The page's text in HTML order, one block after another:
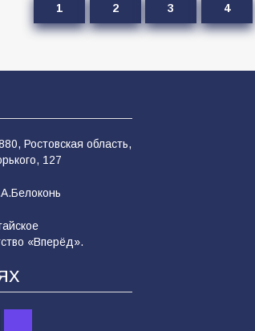
1 2 3 4
Ростовская область,
127
«Вперёд».